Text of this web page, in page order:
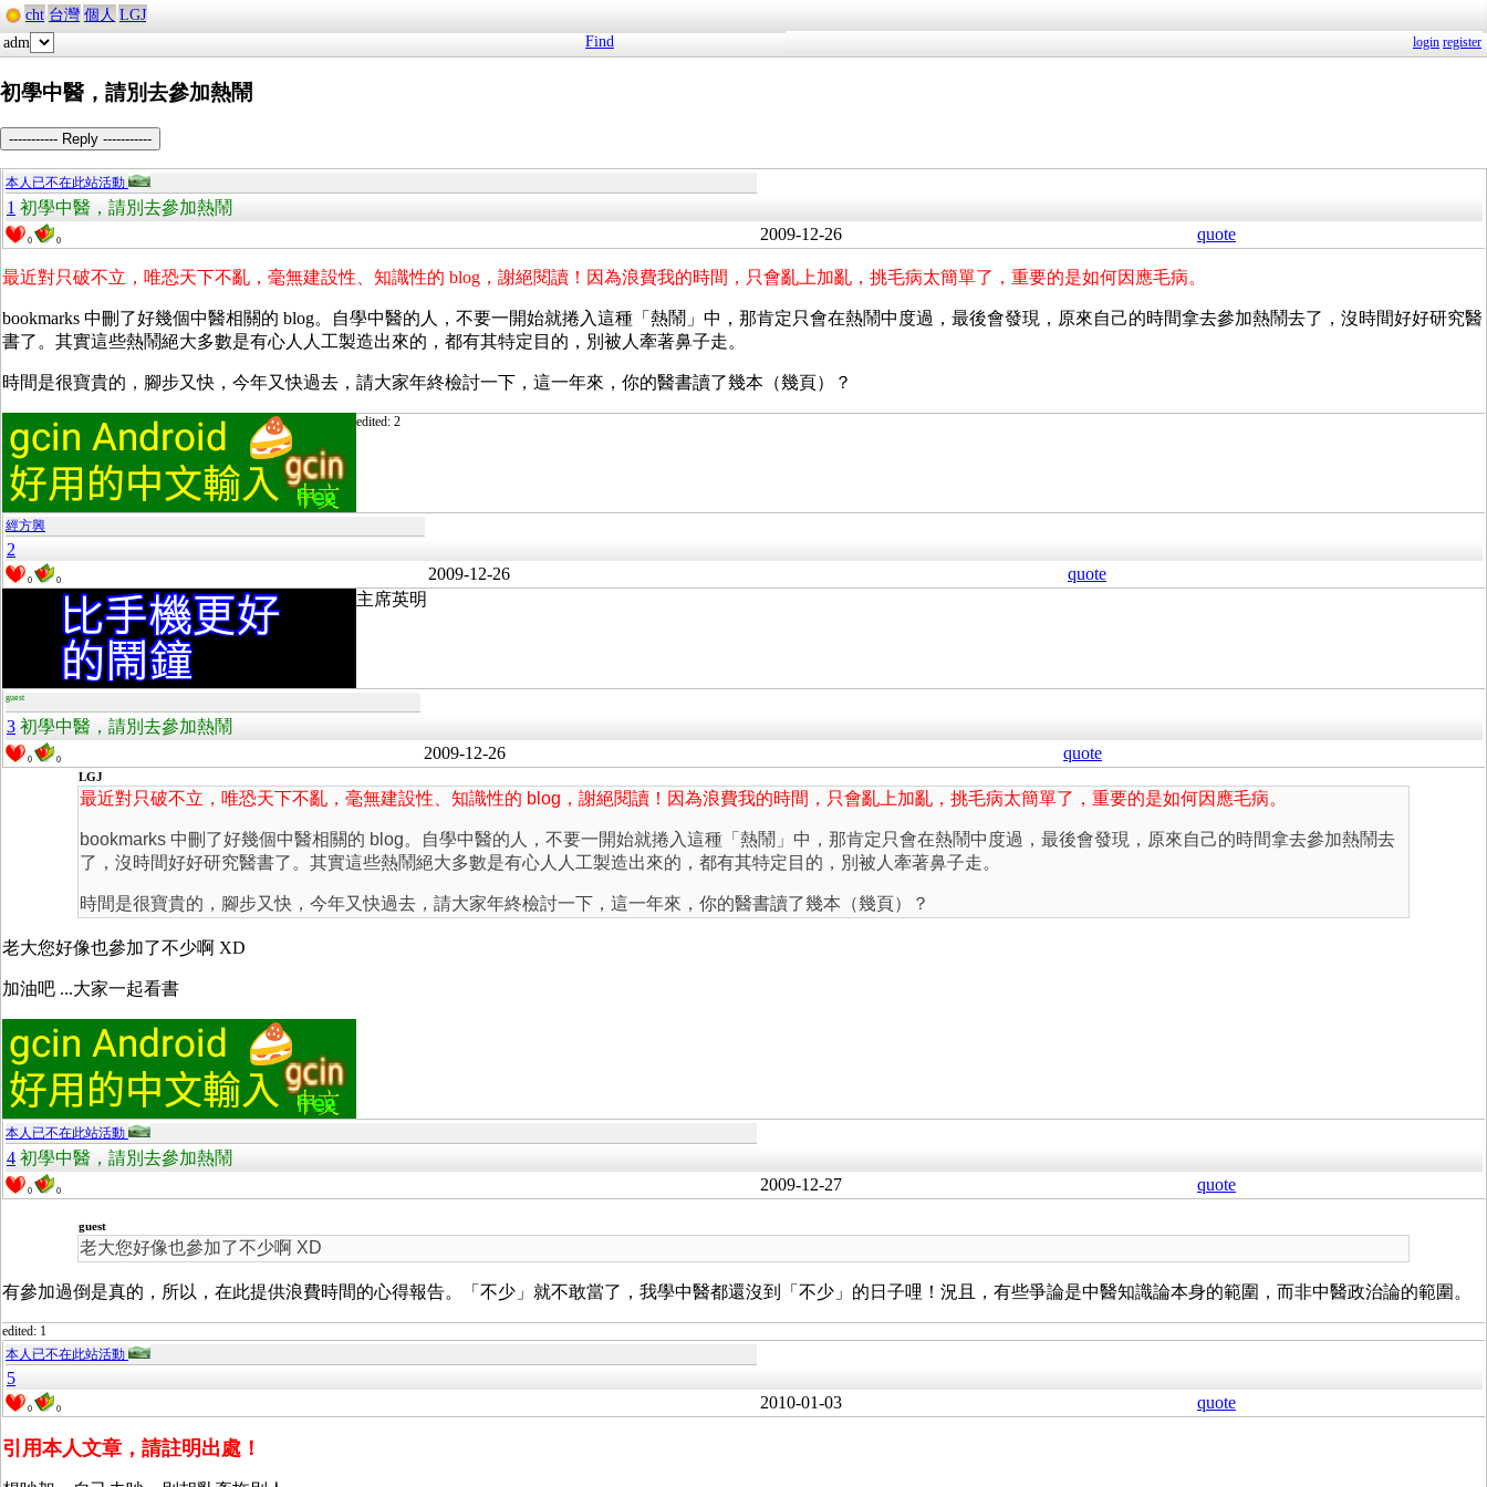
cht 台灣 個人 LGJ
adm
Find login register
初學中醫，請別去參加熱鬧
----------- Reply -----------
本人已不在此站活動
1 初學中醫，請別去參加熱鬧
0 0 2009-12-26 quote
最近對只破不立，唯恐天下不亂，毫無建設性、知識性的 blog，謝絕閱讀！因為浪費我的時間，只會亂上加亂，挑毛病太簡單了，重要的是如何因應毛病。
bookmarks 中刪了好幾個中醫相關的 blog。自學中醫的人，不要一開始就捲入這種「熱鬧」中，那肯定只會在熱鬧中度過，最後會發現，原來自己的時間拿去參加熱鬧去了，沒時間好好研究醫
書了。其實這些熱鬧絕大多數是有心人人工製造出來的，都有其特定目的，別被人牽著鼻子走。
時間是很寶貴的，腳步又快，今年又快過去，請大家年終檢討一下，這一年來，你的醫書讀了幾本（幾頁）？
edited: 2
經方興
2
0 0 2009-12-26
quote
主席英明
guest
3 初學中醫，請別去參加熱鬧
0 0 2009-12-26 quote
LGJ
最近對只破不立，唯恐天下不亂，毫無建設性、知識性的 blog，謝絕閱讀！因為浪費我的時間，只會亂上加亂，挑毛病太簡單了，重要的是如何因應毛病。
bookmarks 中刪了好幾個中醫相關的 blog。自學中醫的人，不要一開始就捲入這種「熱鬧」中，那肯定只會在熱鬧中度過，最後會發現，原來自己的時間拿去參加熱鬧去
了，沒時間好好研究醫書了。其實這些熱鬧絕大多數是有心人人工製造出來的，都有其特定目的，別被人牽著鼻子走。
時間是很寶貴的，腳步又快，今年又快過去，請大家年終檢討一下，這一年來，你的醫書讀了幾本（幾頁）？
老大您好像也參加了不少啊 XD
加油吧 ...大家一起看書
本人已不在此站活動
4 初學中醫，請別去參加熱鬧
0 0 2009-12-27 quote
guest
老大您好像也參加了不少啊 XD
有參加過倒是真的，所以，在此提供浪費時間的心得報告。「不少」就不敢當了，我學中醫都還沒到「不少」的日子哩！況且，有些爭論是中醫知識論本身的範圍，而非中醫政治論的範圍。
edited: 1
本人已不在此站活動
5
0 0 2010-01-03 quote
引用本人文章，請註明出處！